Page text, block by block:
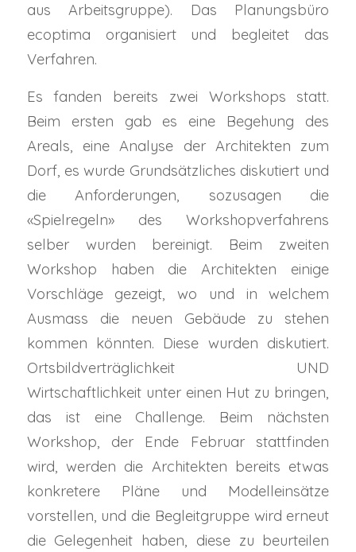
aus Arbeitsgruppe). Das Planungsbüro
ecoptima organisiert und begleitet das
Verfahren.
Es fanden bereits zwei Workshops statt.
Beim ersten gab es eine Begehung des
Areals, eine Analyse der Architekten zum
Dorf, es wurde Grundsätzliches diskutiert und
die Anforderungen, sozusagen die
«Spielregeln» des Workshopverfahrens
selber wurden bereinigt. Beim zweiten
Workshop haben die Architekten einige
Vorschläge gezeigt, wo und in welchem
Ausmass die neuen Gebäude zu stehen
kommen könnten. Diese wurden diskutiert.
Ortsbildverträglichkeit UND
Wirtschaftlichkeit unter einen Hut zu bringen,
das ist eine Challenge. Beim nächsten
Workshop, der Ende Februar stattfinden
wird, werden die Architekten bereits etwas
konkretere Pläne und Modelleinsätze
vorstellen, und die Begleitgruppe wird erneut
die Gelegenheit haben, diese zu beurteilen